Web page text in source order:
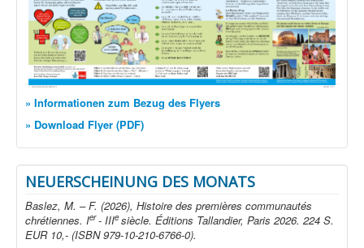
» Informationen zum Bezug des Flyers
» Download Flyer (PDF)
NEUERSCHEINUNG DES MONATS
Baslez, M. – F. (2026), Histoire des premières communautés
chrétiennes. Ier- IIIe siècle. Éditions Tallandier, Paris 2026. 224 S.
EUR 10,- (ISBN 979-10-210-6766-0).